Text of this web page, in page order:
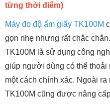
từng thời điểm)
Máy đo độ ẩm giấy TK100M
gọn nhẹ nhưng rất chắc
TK100M là sử dụng công
giúp người dùng có thể thoải
một cách chính xác. Ngoài
TK100M cũng được nâng